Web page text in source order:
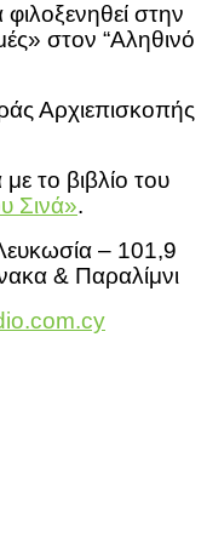
φιλοξενηθεί στην
στον “Αληθινό
Αρχιεπισκοπής
το βιβλίο του
Σινά».
– 101,9
& Παραλίμνι